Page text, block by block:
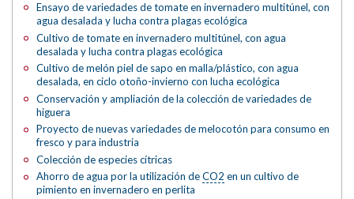
Ensayo de variedades de tomate en invernadero multitúnel, con
agua desalada y lucha contra plagas ecológica
Cultivo de tomate en invernadero multitúnel, con agua
desalada y lucha contra plagas ecológica
Cultivo de melón piel de sapo en malla/plástico, con agua
desalada, en ciclo otoño-invierno con lucha ecológica
Conservación y ampliación de la colección de variedades de
higuera
Proyecto de nuevas variedades de melocotón para consumo en
fresco y para industria
Colección de especies cítricas
Ahorro de agua por la utilización deCO2 en un cultivo de
pimiento en invernadero en perlita